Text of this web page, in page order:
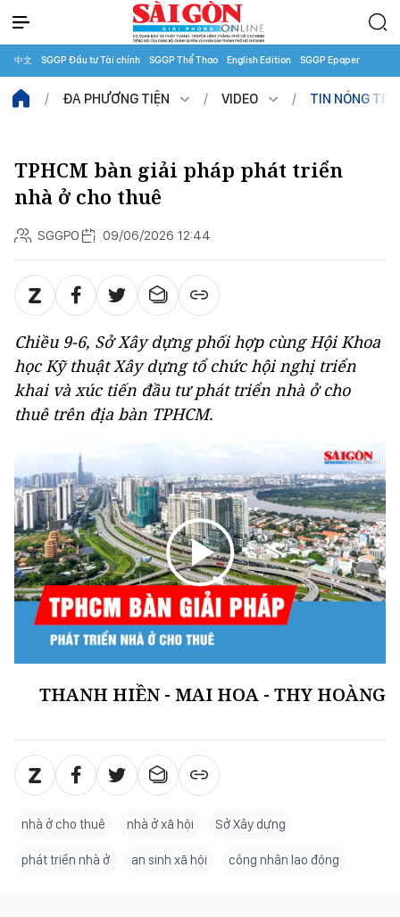
中文 SGGP Đầu tư Tài chính SGGP Thể Thao English Edition SGGP Epaper
ĐA PHƯƠNG TIỆN VIDEO TIN NÓNG
TPHCM bàn giải pháp phát triển
nhà ở cho thuê
SGGPO 09/06/2026 12:44
Chiều 9-6, Sở Xây dựng phối hợp cùng Hội Khoa
học Kỹ thuật Xây dựng tổ chức hội nghị triển
khai và xúc tiến đầu tư phát triển nhà ở cho
thuê trên địa bàn TPHCM.
THANH HIỀN - MAI HOA - THY HOÀNG
nhà ở cho thuê nhà ở xã hội Sở Xây dựng
phát triển nhà ở an sinh xã hội công nhân lao động